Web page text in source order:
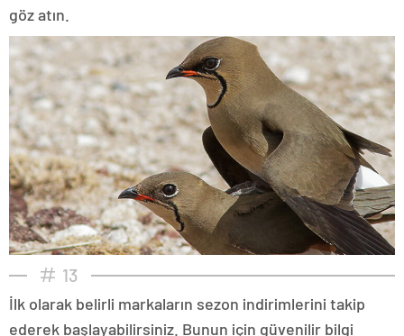
göz atın.
13
İlk olarak belirli markaların sezon indirimlerini takip
ederek başlayabilirsiniz. Bunun için güvenilir bilgi